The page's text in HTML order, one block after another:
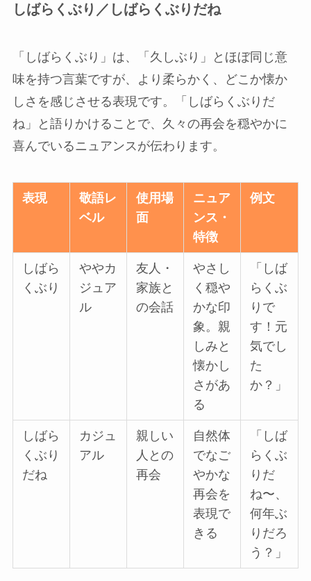
しばらくぶり／しばらくぶりだね
「しばらくぶり」は、「久しぶり」とほぼ同じ意
味を持つ言葉ですが、より柔らかく、どこか懐か
しさを感じさせる表現です。「しばらくぶりだ
ね」と語りかけることで、久々の再会を穏やかに
喜んでいるニュアンスが伝わります。
表現
敬語レ
ベル
使用場
面
ニュア
ンス・
特徴
例文
しばら
くぶり
ややカ
ジュア
ル
友人・
家族と
の会話
やさし
く穏や
かな印
象。親
しみと
懐かし
さがあ
る
「しば
らくぶ
りで
す！元
気でし
た
か？」
しばら
くぶり
だね
カジュ
アル
親しい
人との
再会
自然体
でなご
やかな
再会を
表現で
きる
「しば
らくぶ
りだ
ね〜、
何年ぶ
りだろ
う？」